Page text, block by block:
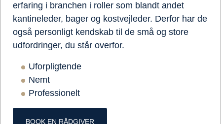
erfaring i branchen i roller som blandt andet
kantineleder, bager og kostvejleder. Derfor har de
også personligt kendskab til de små og store
udfordringer, du står overfor.
Uforpligtende
Nemt
Professionelt
BOOK EN RÅDGIVER